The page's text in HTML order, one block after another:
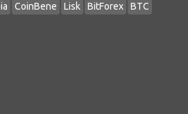
CoinBene Lisk BitForex BTC